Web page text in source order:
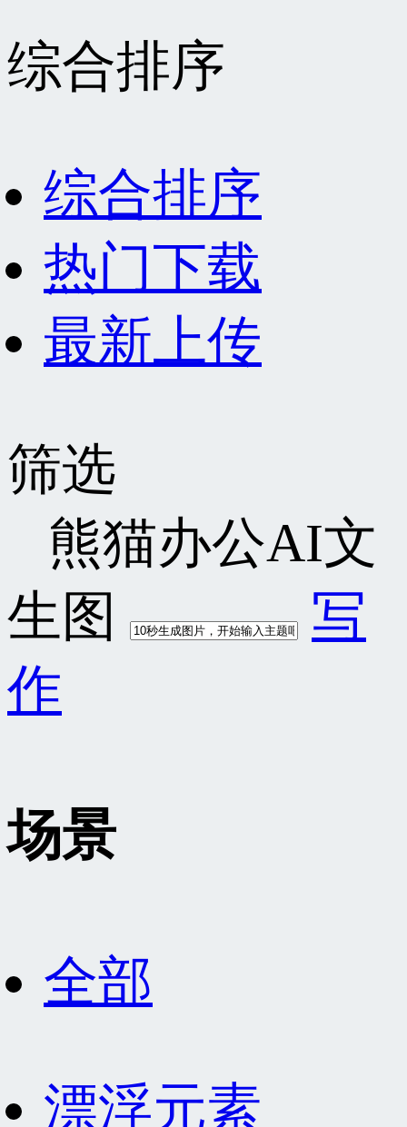
综合排序
综合排序
热门下载
最新上传
筛选
熊猫办公AI文
生图
写
作
场景
全部
漂浮元素